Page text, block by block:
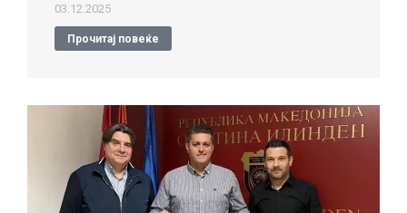
03.12.2025
Прочитај повеќе